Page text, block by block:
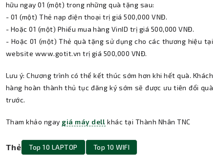
hữu ngay 01 (một) trong những quà tặng sau:
- 01 (một) Thẻ nạp điện thoại trị giá 500,000 VNĐ.
- Hoặc 01 (một) Phiếu mua hàng VinID trị giá 500,000 VNĐ.
- Hoặc 01 (một) Thẻ quà tặng sử dụng cho các thương hiệu tại
website www.gotit.vn trị giá 500,000 VNĐ.
Lưu ý: Chương trình có thể kết thúc sớm hơn khi hết quà. Khách
hàng hoàn thành thủ tục đăng ký sớm sẽ được ưu tiên đổi quà
trước.
Tham khảo ngay giá máy dell khác tại Thành Nhân TNC
Thẻ Top 10 LAPTOP Top 10 WIFI